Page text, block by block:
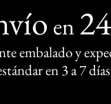
en
embalado y
en 3 a 7